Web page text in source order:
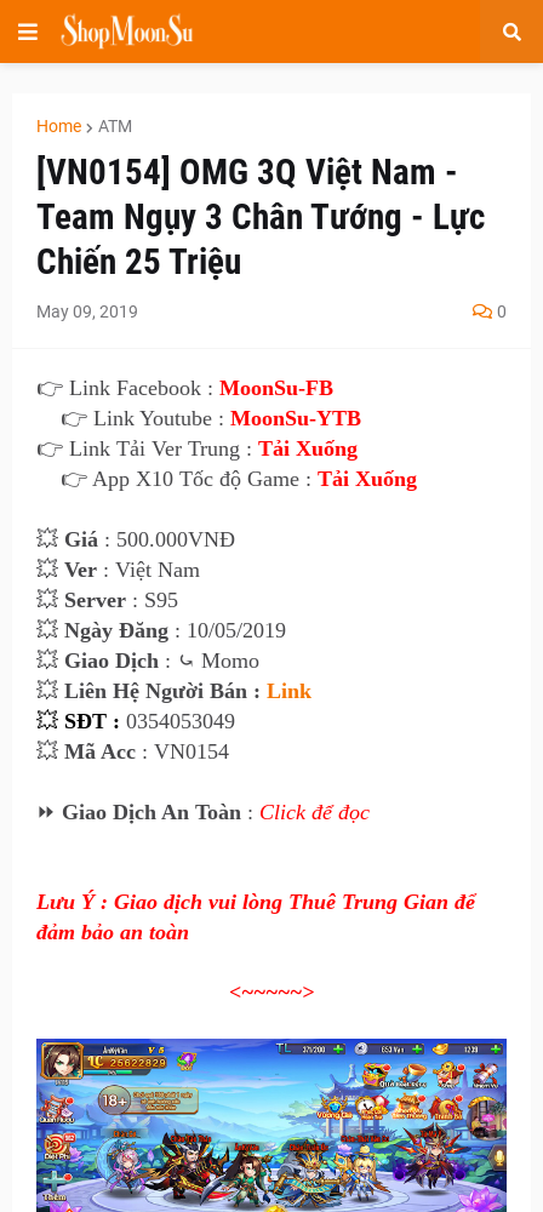
Home ATM
[VN0154] OMG 3Q Việt Nam -
Team Ngụy 3 Chân Tướng - Lực
Chiến 25 Triệu
May 09, 2019 0
👉 Link Facebook : MoonSu-FB
👉 Link Youtube : MoonSu-YTB
👉 Link Tải Ver Trung : Tải Xuống
👉 App X10 Tốc độ Game : Tải Xuống
💥 Giá : 500.000VNĐ
💥 Ver : Việt Nam
💥 Server : S95
💥 Ngày Đăng : 10/05/2019
💥 Giao Dịch : ⤿ Momo
💥 Liên Hệ Người Bán : Link
💥 SĐT : 0354053049
💥 Mã Acc : VN0154
⏩ Giao Dịch An Toàn : Click để đọc
Lưu Ý : Giao dịch vui lòng Thuê Trung Gian để
đảm bảo an toàn
<~~~~~>